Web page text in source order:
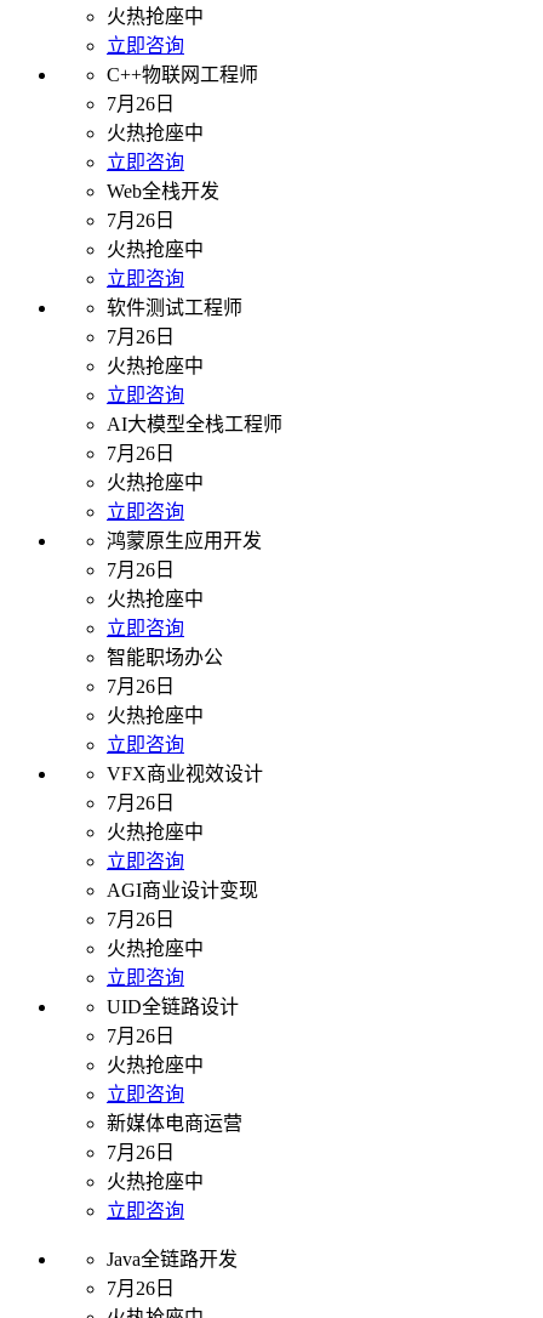
火热抢座中
立即咨询
C++物联网工程师
7月26日
火热抢座中
立即咨询
Web全栈开发
7月26日
火热抢座中
立即咨询
软件测试工程师
7月26日
火热抢座中
立即咨询
AI大模型全栈工程师
7月26日
火热抢座中
立即咨询
鸿蒙原生应用开发
7月26日
火热抢座中
立即咨询
智能职场办公
7月26日
火热抢座中
立即咨询
VFX商业视效设计
7月26日
火热抢座中
立即咨询
AGI商业设计变现
7月26日
火热抢座中
立即咨询
UID全链路设计
7月26日
火热抢座中
立即咨询
新媒体电商运营
7月26日
火热抢座中
立即咨询
Java全链路开发
7月26日